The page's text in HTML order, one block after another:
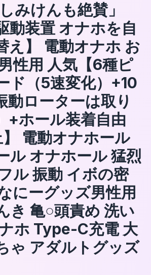
みけんも絶賛」
動装置 オナホを自
え】 電動オナホ お
性用 人気【6種ピ
ド（5速変化）+10
動ローターは取り
+ホール装着自由
電動オナホール
ル オナホール 猛烈
ル 振動 イボの密
にーグッズ男性用
き 亀○頭責め 洗い
ホ Type-C充電 大
ゃ アダルトグッズ